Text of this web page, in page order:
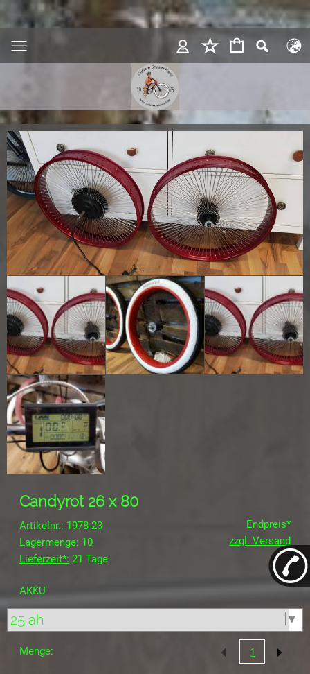
Candyrot 26 x 80
Artikelnr.: 1978-23
Lagermenge: 10
Lieferzeit*: 21 Tage
Endpreis*
zzgl. Versand
AKKU
Menge: